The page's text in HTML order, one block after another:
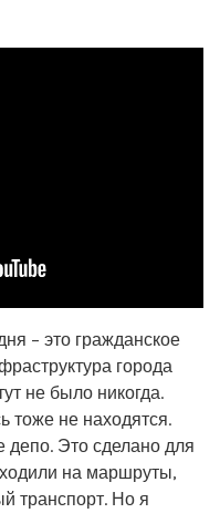
– это гражданское
города
не было никогда.
тоже не находятся.
депо. Это сделано для
на маршруты,
транспорт. Но я